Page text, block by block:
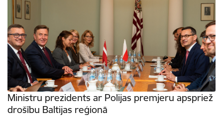
Ministru prezidents ar Polijas premjeru apspriež
drošību Baltijas reģionā